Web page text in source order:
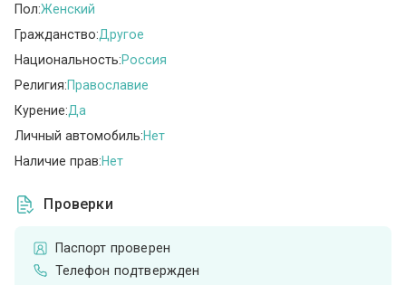
Пол:Женский
Гражданство:Другое
Национальность:Россия
Религия:Православие
Курение:Да
Личный автомобиль:Нет
Наличие прав:Нет
Проверки
Паспорт проверен
Телефон подтвержден